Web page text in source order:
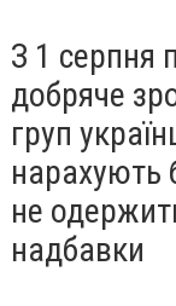
З 1 серпня
добряче
груп
нарахують
не
надбавки